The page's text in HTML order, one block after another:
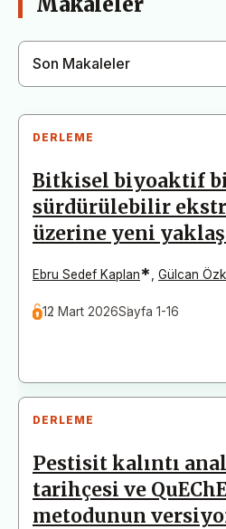
Son Makaleler
DERLEME
Bitkisel biyoaktif
sürdürülebilir
üzerine yeni
Ebru Sedef Kaplan* Gülcan
12 Mart 2026Sayfa 1-16
DERLEME
Pestisit kalıntı
tarihçesi ve
metodunun